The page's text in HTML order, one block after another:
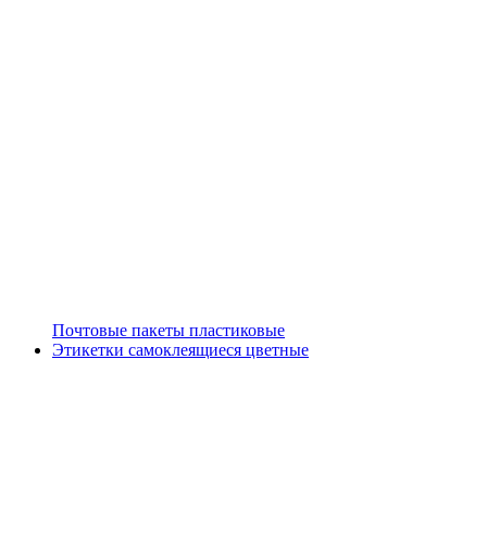
Почтовые пакеты пластиковые
Этикетки самоклеящиеся цветные